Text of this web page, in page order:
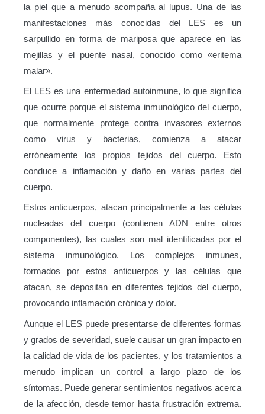
la piel que a menudo acompaña al lupus. Una de las
manifestaciones más conocidas del LES es un
sarpullido en forma de mariposa que aparece en las
mejillas y el puente nasal, conocido como «eritema
malar».
El LES es una enfermedad autoinmune, lo que significa
que ocurre porque el sistema inmunológico del cuerpo,
que normalmente protege contra invasores externos
como virus y bacterias, comienza a atacar
erróneamente los propios tejidos del cuerpo. Esto
conduce a inflamación y daño en varias partes del
cuerpo.
Estos anticuerpos, atacan principalmente a las células
nucleadas del cuerpo (contienen ADN entre otros
componentes), las cuales son mal identificadas por el
sistema inmunológico. Los complejos inmunes,
formados por estos anticuerpos y las células que
atacan, se depositan en diferentes tejidos del cuerpo,
provocando inflamación crónica y dolor.
Aunque el LES puede presentarse de diferentes formas
y grados de severidad, suele causar un gran impacto en
la calidad de vida de los pacientes, y los tratamientos a
menudo implican un control a largo plazo de los
síntomas. Puede generar sentimientos negativos acerca
de la afección, desde temor hasta frustración extrema.